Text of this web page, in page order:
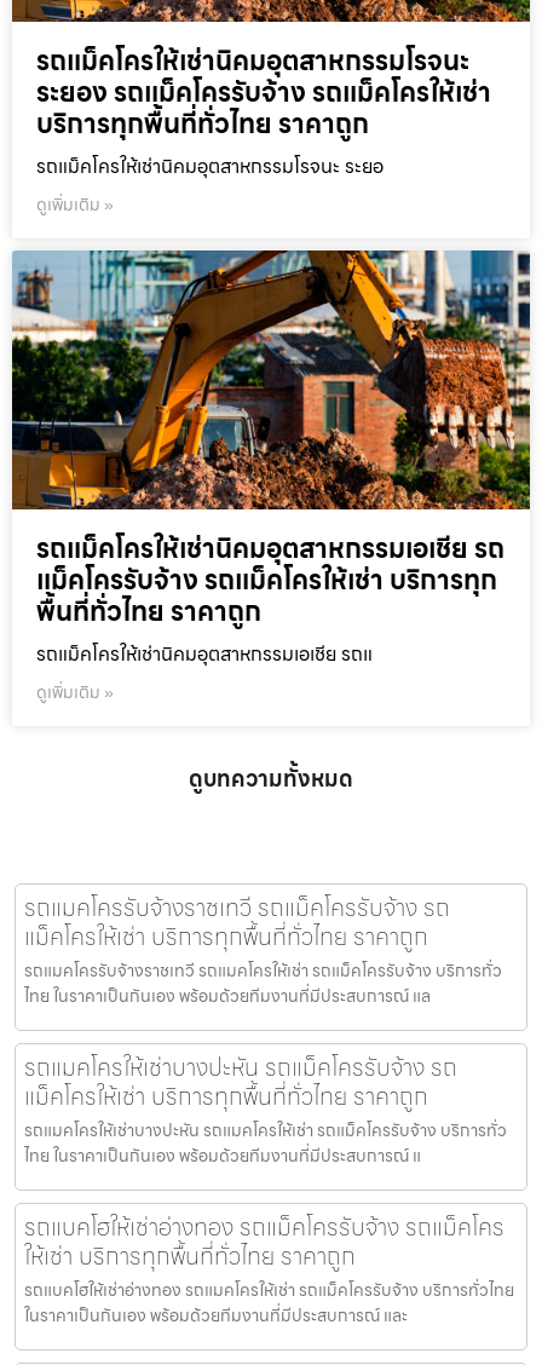
รถแม็คโครให้เช่านิคมอุตสาหกรรมโรจนะ
ระยอง รถแม็คโครรับจ้าง รถแม็คโครให้เช่า
บริการทุกพื้นที่ทั่วไทย ราคาถูก
รถแม็คโครให้เช่านิคมอุตสาหกรรมโรจนะ ระยอ
ดูเพิ่มเติม »
รถแม็คโครให้เช่านิคมอุตสาหกรรมเอเชีย รถ
แม็คโครรับจ้าง รถแม็คโครให้เช่า บริการทุก
พื้นที่ทั่วไทย ราคาถูก
รถแม็คโครให้เช่านิคมอุตสาหกรรมเอเชีย รถแ
ดูเพิ่มเติม »
ดูบทความทั้งหมด
รถแมคโครรับจ้างราชเทวี รถแม็คโครรับจ้าง รถ
แม็คโครให้เช่า บริการทุกพื้นที่ทั่วไทย ราคาถูก
รถแมคโครรับจ้างราชเทวี รถแมคโครให้เช่า รถแม็คโครรับจ้าง บริการทั่ว
ไทย ในราคาเป็นกันเอง พร้อมด้วยทีมงานที่มีประสบการณ์ แล
รถแมคโครให้เช่าบางปะหัน รถแม็คโครรับจ้าง รถ
แม็คโครให้เช่า บริการทุกพื้นที่ทั่วไทย ราคาถูก
รถแมคโครให้เช่าบางปะหัน รถแมคโครให้เช่า รถแม็คโครรับจ้าง บริการทั่ว
ไทย ในราคาเป็นกันเอง พร้อมด้วยทีมงานที่มีประสบการณ์ แ
รถแบคโฮให้เช่าอ่างทอง รถแม็คโครรับจ้าง รถแม็คโคร
ให้เช่า บริการทุกพื้นที่ทั่วไทย ราคาถูก
รถแบคโฮให้เช่าอ่างทอง รถแมคโครให้เช่า รถแม็คโครรับจ้าง บริการทั่วไทย
ในราคาเป็นกันเอง พร้อมด้วยทีมงานที่มีประสบการณ์ และ